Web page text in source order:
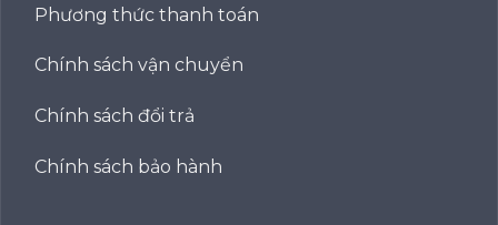
Phương thức thanh toán
Chính sách vận chuyển
Chính sách đổi trả
Chính sách bảo hành